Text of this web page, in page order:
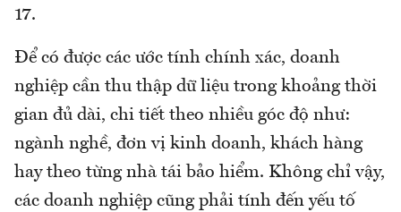
17.
Để có được các ước tính chính xác, doanh
nghiệp cần thu thập dữ liệu trong khoảng thời
gian đủ dài, chi tiết theo nhiều góc độ như:
ngành nghề, đơn vị kinh doanh, khách hàng
hay theo từng nhà tái bảo hiểm. Không chỉ vậy,
các doanh nghiệp cũng phải tính đến yếu tố